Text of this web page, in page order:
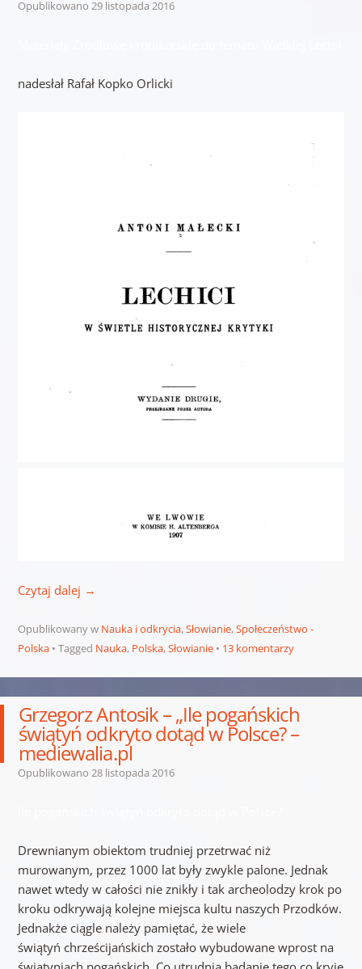
Opublikowano 29 listopada 2016
nadesłał Rafał Kopko Orlicki
Czytaj dalej →
Opublikowany w Nauka i odkrycia,Słowianie,Społeczeństwo -
Polska
Tagged Nauka, Polska,Słowianie 13 komentarzy
Grzegorz Antosik – „Ile pogańskich
świątyń odkryto dotąd w Polsce? –
mediewalia.pl
Opublikowano 28 listopada 2016
Drewnianym obiektom trudniej przetrwać niż
murowanym, przez 1000 lat były zwykle palone. Jednak
nawet wtedy w całości nie znikły i tak archeolodzy krok po
kroku odkrywają kolejne miejsca kultu naszych Przodków.
Jednakże ciągle należy pamiętać, że wiele
świątyń chrześcijańskich zostało wybudowane wprost na